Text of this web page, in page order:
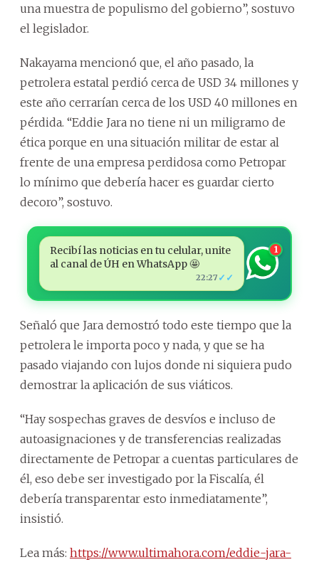
una muestra de populismo del gobierno”, sostuvo
el legislador.
Nakayama mencionó que, el año pasado, la
petrolera estatal perdió cerca de USD 34 millones y
este año cerrarían cerca de los USD 40 millones en
pérdida. “Eddie Jara no tiene ni un miligramo de
ética porque en una situación militar de estar al
frente de una empresa perdidosa como Petropar
lo mínimo que debería hacer es guardar cierto
decoro”, sostuvo.
Recibí las noticias en tu celular, unite
al canal de ÚH en WhatsApp 🤩
22:27 ✓✓
1
Señaló que Jara demostró todo este tiempo que la
petrolera le importa poco y nada, y que se ha
pasado viajando con lujos donde ni siquiera pudo
demostrar la aplicación de sus viáticos.
“Hay sospechas graves de desvíos e incluso de
autoasignaciones y de transferencias realizadas
directamente de Petropar a cuentas particulares de
él, eso debe ser investigado por la Fiscalía, él
debería transparentar esto inmediatamente”,
insistió.
Lea más: https://www.ultimahora.com/eddie-jara-